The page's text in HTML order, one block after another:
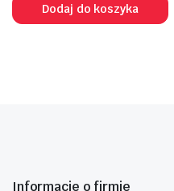
Dodaj do koszyka
Informacje o firmie